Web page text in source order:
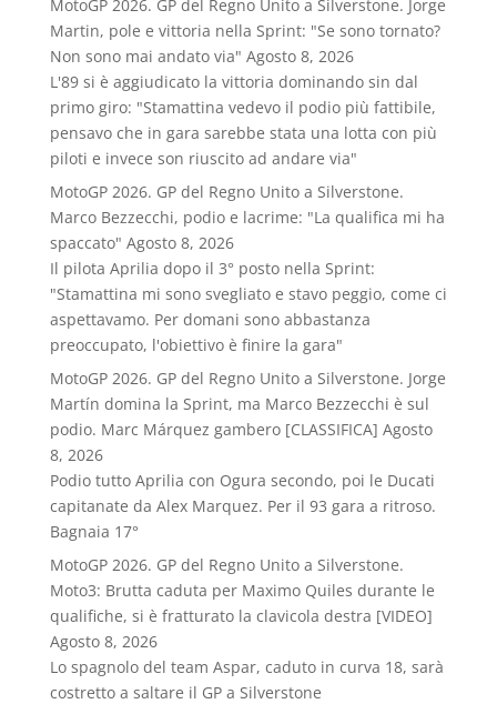
MotoGP 2026. GP del Regno Unito a Silverstone. Jorge
Martin, pole e vittoria nella Sprint: "Se sono tornato?
Non sono mai andato via" Agosto 8, 2026
L'89 si è aggiudicato la vittoria dominando sin dal
primo giro: "Stamattina vedevo il podio più fattibile,
pensavo che in gara sarebbe stata una lotta con più
piloti e invece son riuscito ad andare via"
MotoGP 2026. GP del Regno Unito a Silverstone.
Marco Bezzecchi, podio e lacrime: "La qualifica mi ha
spaccato" Agosto 8, 2026
Il pilota Aprilia dopo il 3° posto nella Sprint:
"Stamattina mi sono svegliato e stavo peggio, come ci
aspettavamo. Per domani sono abbastanza
preoccupato, l'obiettivo è finire la gara"
MotoGP 2026. GP del Regno Unito a Silverstone. Jorge
Martín domina la Sprint, ma Marco Bezzecchi è sul
podio. Marc Márquez gambero [CLASSIFICA] Agosto
8, 2026
Podio tutto Aprilia con Ogura secondo, poi le Ducati
capitanate da Alex Marquez. Per il 93 gara a ritroso.
Bagnaia 17°
MotoGP 2026. GP del Regno Unito a Silverstone.
Moto3: Brutta caduta per Maximo Quiles durante le
qualifiche, si è fratturato la clavicola destra [VIDEO]
Agosto 8, 2026
Lo spagnolo del team Aspar, caduto in curva 18, sarà
costretto a saltare il GP a Silverstone